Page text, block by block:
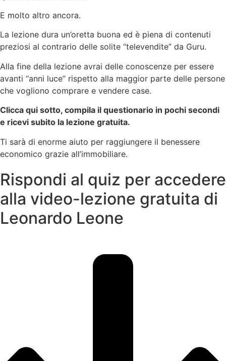
E molto altro ancora.
La lezione dura un’oretta buona ed è piena di contenuti
preziosi al contrario delle solite “televendite” da Guru.
Alla fine della lezione avrai delle conoscenze per essere
avanti “anni luce” rispetto alla maggior parte delle persone
che vogliono comprare e vendere case.
Clicca qui sotto, compila il questionario in pochi secondi
e ricevi subito la lezione gratuita.
Ti sarà di enorme aiuto per raggiungere il benessere
economico grazie all’immobiliare.
Rispondi al quiz per accedere
alla video-lezione gratuita di
Leonardo Leone